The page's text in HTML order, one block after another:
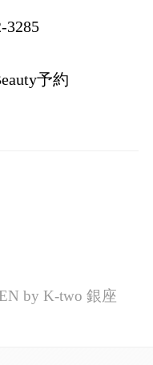
予約
by K-two 銀座